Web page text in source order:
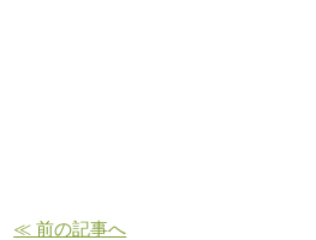
≪ 前の記事へ